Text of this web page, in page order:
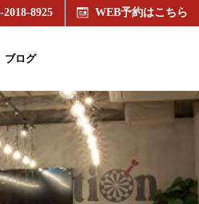
2018-8925 WEB予約はこちら
ブログ